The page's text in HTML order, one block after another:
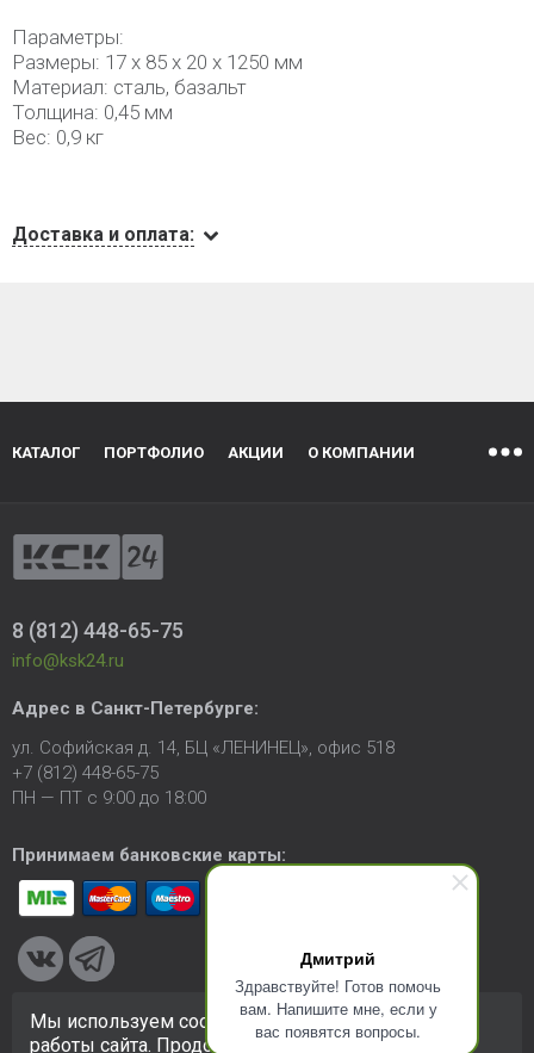
Дмитрий
Здравствуйте! Готов помочь
вам. Напишите мне, если у
вас появятся вопросы.
Параметры:
Размеры: 17 х 85 х 20 х 1250 мм
Материал: сталь, базальт
Толщина: 0,45 мм
Вес: 0,9 кг
Доставка и оплата:
КАТАЛОГ ПОРТФОЛИО АКЦИИ О КОМПАНИИ
8 (812) 448-65-75
info@ksk24.ru
Адрес в Санкт-Петербурге:
ул. Софийская д. 14, БЦ «ЛЕНИНЕЦ», офис 518
+7 (812) 448-65-75
ПН — ПТ с 9:00 до 18:00
Принимаем банковские карты:
© 2005-2026 ООО «КСК». Сайт https://ksk24.ruсоздан
Мы используем cookie-файлы для улучшения
работы сайта. Продолжая использовать сайт, вы